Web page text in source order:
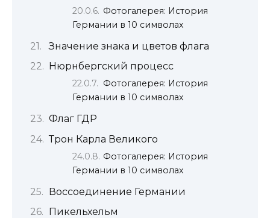
Фотогалерея: История
Германии в 10 символах
Значение знака и цветов флага
Нюрнбергский процесс
Фотогалерея: История
Германии в 10 символах
Флаг ГДР
Трон Карла Великого
Фотогалерея: История
Германии в 10 символах
Воссоединение Германии
Пикельхельм